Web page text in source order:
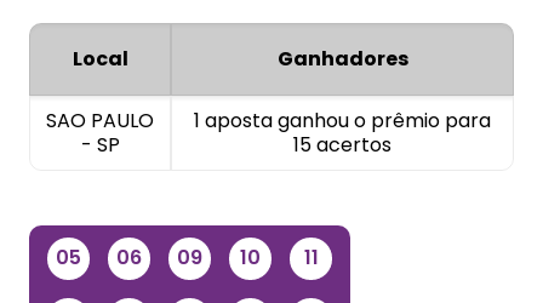
Local Ganhadores
SAO PAULO
- SP
1 aposta ganhou o prêmio para
15 acertos
05 06 09 10 11